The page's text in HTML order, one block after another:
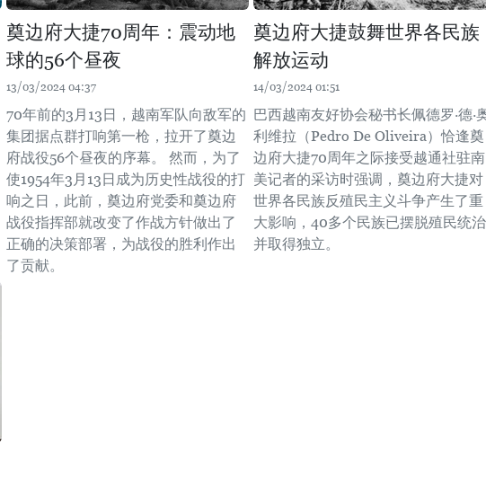
奠边府大捷70周年：震动地
球的56个昼夜
13/03/2024 04:37
70年前的3月13日，越南军队向敌军的
集团据点群打响第一枪，拉开了奠边
府战役56个昼夜的序幕。 然而，为了
使1954年3月13日成为历史性战役的打
响之日，此前，奠边府党委和奠边府
战役指挥部就改变了作战方针做出了
正确的决策部署，为战役的胜利作出
了贡献。
奠边府大捷鼓舞世界各民族
解放运动
14/03/2024 01:51
巴西越南友好协会秘书长佩德罗·德·
利维拉（Pedro De Oliveira）恰逢奠
边府大捷70周年之际接受越通社驻南
美记者的采访时强调，奠边府大捷对
世界各民族反殖民主义斗争产生了重
大影响，40多个民族已摆脱殖民统治
并取得独立。